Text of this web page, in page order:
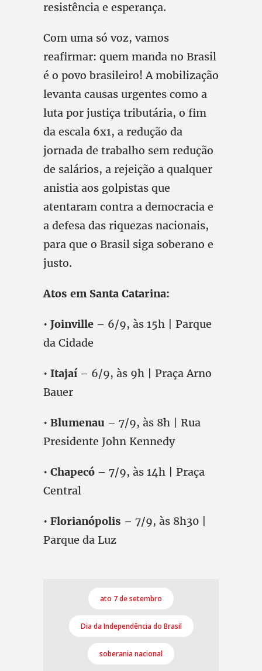
resistência e esperança.
Com uma só voz, vamos
reafirmar: quem manda no Brasil
é o povo brasileiro! A mobilização
levanta causas urgentes como a
luta por justiça tributária, o fim
da escala 6x1, a redução da
jornada de trabalho sem redução
de salários, a rejeição a qualquer
anistia aos golpistas que
atentaram contra a democracia e
a defesa das riquezas nacionais,
para que o Brasil siga soberano e
justo.
Atos em Santa Catarina:
• Joinville – 6/9, às 15h | Parque
da Cidade
• Itajaí– 6/9, às 9h | Praça Arno
Bauer
• Blumenau – 7/9, às 8h | Rua
Presidente John Kennedy
• Chapecó – 7/9, às 14h | Praça
Central
• Florianópolis – 7/9, às 8h30 |
Parque da Luz
ato 7 de setembro
Dia da Independência do Brasil
soberania nacional